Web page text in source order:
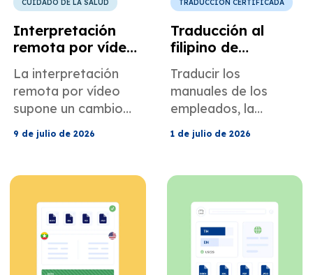
CUIDADO DE LA SALUD
Interpretación
remota por vídeo
para proveedores
de atención
médica y
programas de
telesalud.
La interpretación
remota por vídeo
supone un cambio
radical para los
proveedores de
los programas de
más información
aquí.
9 de julio de 2026
TRADUCCIÓN CERTIFICADA
Traducción al
filipino de
documentos de
empleo y recursos
humanos en EE.
UU.
Traducir los
manuales de los
empleados, la
capacitación en
seguridad, los
políticas de recursos
para mejorar el
cumplimiento, la
claridad y la
comunicación con la
1 de julio de 2026